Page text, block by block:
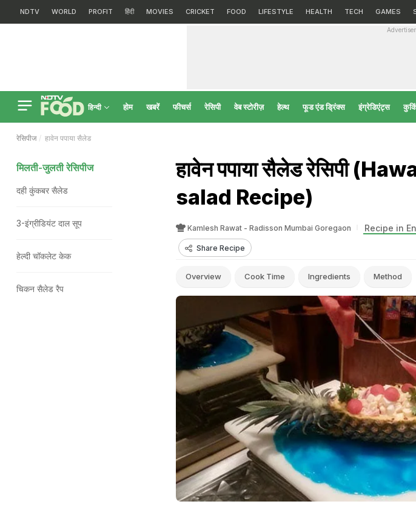
NDTV WORLD PROFIT हिंदी MOVIES CRICKET FOOD LIFESTYLE HEALTH TECH GAMES
हिन्दी होम खबरें फीचर्स रेसिपी वेब स्टोरीज़ हेल्‍थ फूड एंड ड्रिंक्स इंग्रेडिएंट्स
रेसिपीज हावेन पपाया सैलेड
हावेन पपाया सैलेड रेसिपी
salad Recipe)
Kamlesh Rawat - Radisson Mumbai Goregaon Recipe in
Share Recipe
Overview Cook Time Ingredients Method
मिलती-जुलती रेसिपीज
दही कुंकबर सैलेड
3-इंग्रीडियंट दाल सूप
हेल्दी चॉकलेट केक
चिकन सैलेड रैप